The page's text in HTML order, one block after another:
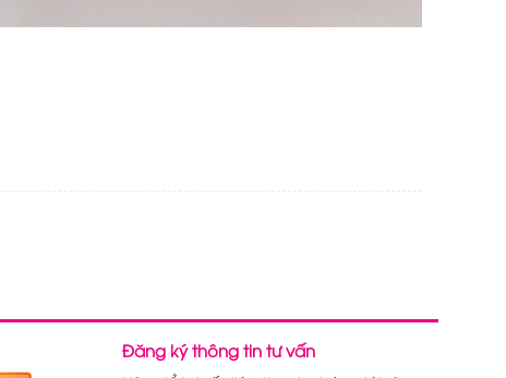
Đăng ký thông tin tư vấn